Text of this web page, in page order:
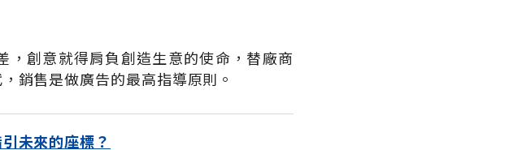
創意就得肩負創造生意的使命，替廠商
銷售是做廣告的最高指導原則。
未來的座標？